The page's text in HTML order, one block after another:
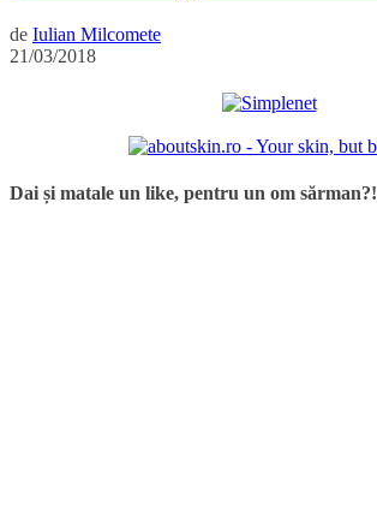
de Iulian Milcomete
21/03/2018
Dai și matale un like, pentru un om sărman?!